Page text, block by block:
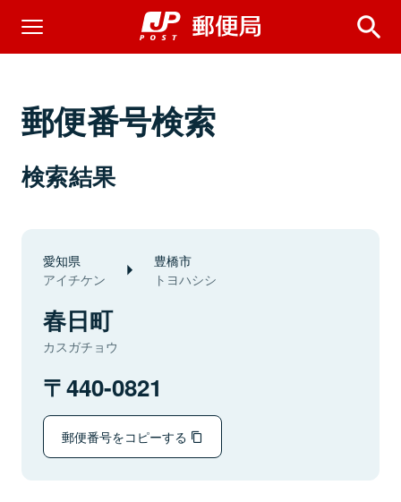
郵便番号検索
検索結果
愛知県
アイチケン
豊橋市
トヨハシシ
春日町
カスガチョウ
440-0821
郵便番号をコピーする